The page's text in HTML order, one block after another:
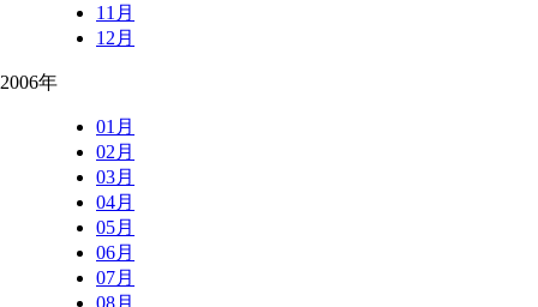
11月
12月
2006年
01月
02月
03月
04月
05月
06月
07月
08月